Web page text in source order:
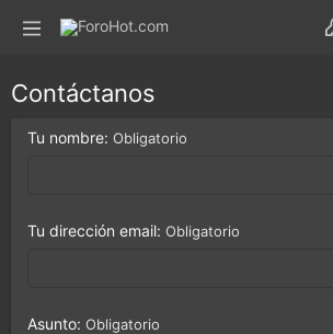
Contáctanos
Tu nombre Obligatorio
Tu dirección email Obligatorio
Asunto Obligatorio